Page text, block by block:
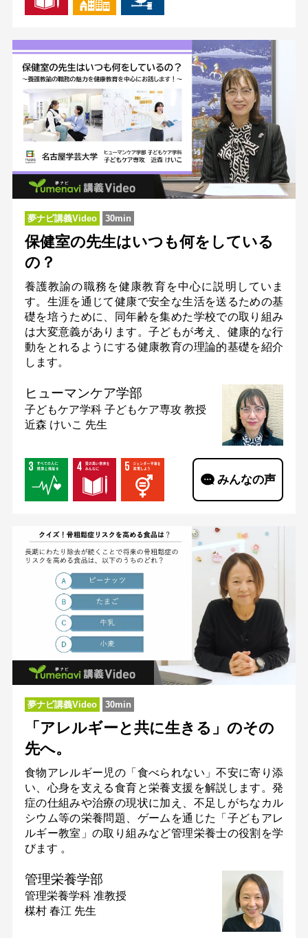
夢ナビ講義Video 30min
保健室の先生はいつも何をしている
の？
養護教諭の職務を健康教育を中心に説明していま
す。生涯を通じて健康で安全な生活を送るための基
礎を培うために、同年齢を集めた学校での取り組み
は大変意義があります。子どもが考え、健康的な行
動をとれるようにする健康教育の理論的基礎を紹介
します。
ヒューマンケア学部
子どもケア学科 子どもケア専攻 教授
近森 けいこ 先生
みんなの声
夢ナビ講義Video 30min
「アレルギーと共に生きる」のその
先へ。
食物アレルギー児の「食べられない」不安に寄り添
い、心身を支える食育と栄養支援を解説します。発
症の仕組みや治療の現状に加え、不足しがちなカル
シウム等の栄養問題、ゲームを通じた「子どもアレ
ルギー教室」の取り組みなど管理栄養士の役割を学
びます 。
管理栄養学部
管理栄養学科 准教授
楳村 春江 先生